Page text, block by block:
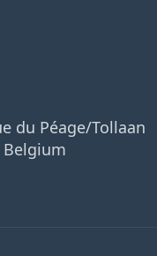
du Péage/Tollaan
Belgium